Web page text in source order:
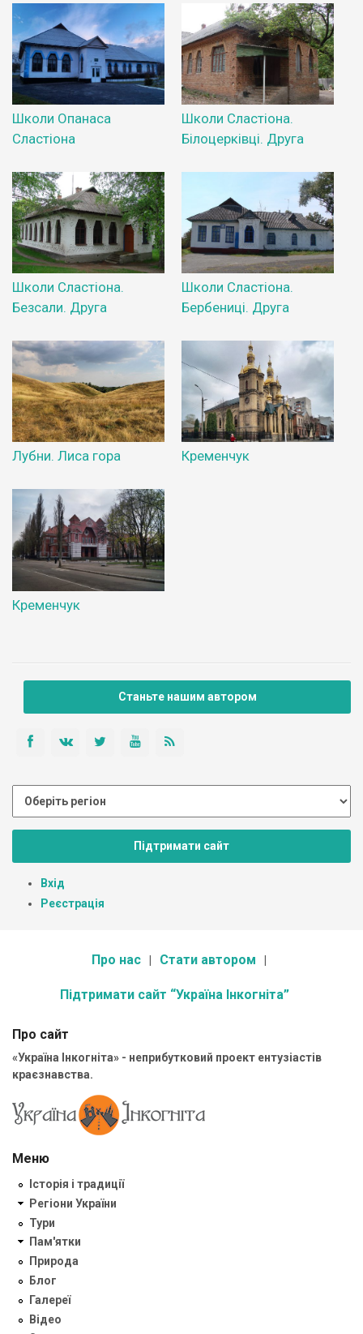
Школи Опанаса
Сластіона
Школи Сластіона.
Білоцерківці. Друга
Школи Сластіона.
Безсали. Друга
Школи Сластіона.
Бербениці. Друга
Лубни. Лиса гора Кременчук
Кременчук
Станьте нашим автором
Підтримати сайт
Вхід
Реєстрація
Про нас Стати автором
Підтримати сайт “Україна Інкогніта”
Про сайт
«Україна Інкогніта» - неприбутковий проект ентузіастів
краєзнавства.
Меню
Історія і традиції
Регіони України
Тури
Пам'ятки
Природа
Блог
Галереї
Відео